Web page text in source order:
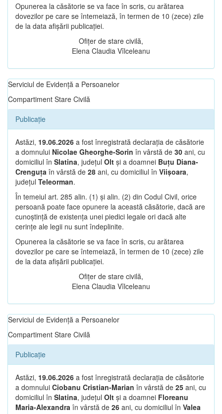
Opunerea la căsătorie se va face în scris, cu arătarea
dovezilor pe care se întemeiază, în termen de 10 (zece) zile
de la data afișării publicației.
Ofițer de stare civilă,
Elena Claudia Vîlceleanu
Serviciul de Evidență a Persoanelor
Compartiment Stare Civilă
Publicație
Astăzi, 19.06.2026 a fost înregistrată declarația de căsătorie
a domnului Nicolae Gheorghe-Sorin în vârstă de 30 ani, cu
domiciliul în Slatina, județul Olt și a doamnei Buțu Diana-
Crenguța în vârstă de 28 ani, cu domiciliul în Viișoara,
județul Teleorman.
În temeiul art. 285 alin. (1) și alin. (2) din Codul Civil, orice
persoană poate face opunere la această căsătorie, dacă are
cunoștință de existența unei piedici legale ori dacă alte
cerințe ale legii nu sunt îndeplinite.
Opunerea la căsătorie se va face în scris, cu arătarea
dovezilor pe care se întemeiază, în termen de 10 (zece) zile
de la data afișării publicației.
Ofițer de stare civilă,
Elena Claudia Vîlceleanu
Serviciul de Evidență a Persoanelor
Compartiment Stare Civilă
Publicație
Astăzi, 19.06.2026 a fost înregistrată declarația de căsătorie
a domnului Ciobanu Cristian-Marian în vârstă de 25 ani, cu
domiciliul în Slatina, județul Olt și a doamnei Floreanu
Maria-Alexandra în vârstă de 26 ani, cu domiciliul în Valea